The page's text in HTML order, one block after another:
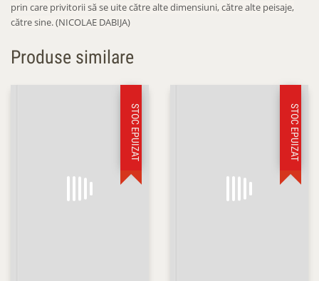
prin care privitorii să se uite către alte dimensiuni, către alte peisaje,
către sine. (NICOLAE DABIJA)
Produse similare
STOC EPUIZAT STOC EPUIZAT